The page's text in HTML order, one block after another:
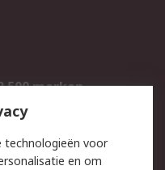
merken
technologieën voor
en om